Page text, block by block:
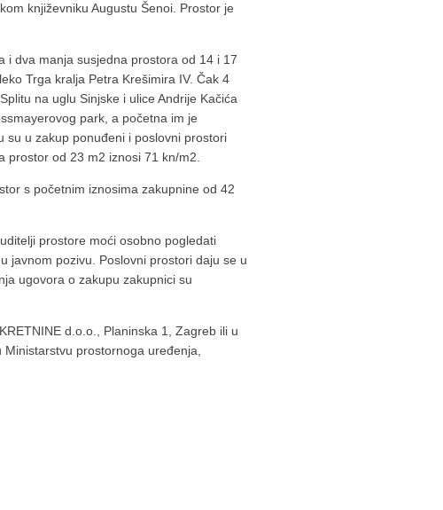
književniku Augustu Šenoi. Prostor je
i dva manja susjedna prostora od 14 i 17
Trga kralja Petra Krešimira IV. Čak 4
na uglu Sinjske i ulice Andrije Kačića
park, a početna im je
su u zakup ponuđeni i poslovni prostori
prostor od 23 m2 iznosi 71 kn/m2.
s početnim iznosima zakupnine od 42
prostore moći osobno pogledati
javnom pozivu. Poslovni prostori daju se u
ugovora o zakupu zakupnici su
d.o.o., Planinska 1, Zagreb ili u
Ministarstvu prostornoga uređenja,